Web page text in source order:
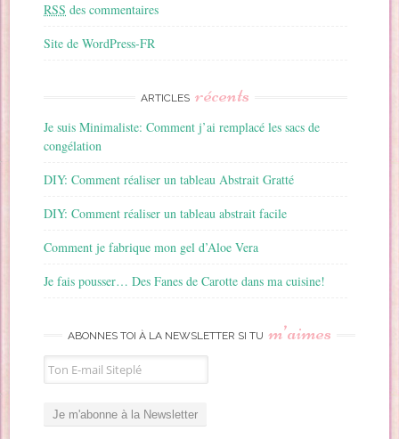
RSS des commentaires
Site de WordPress-FR
ARTICLES récents
Je suis Minimaliste: Comment j’ai remplacé les sacs de
congélation
DIY: Comment réaliser un tableau Abstrait Gratté
DIY: Comment réaliser un tableau abstrait facile
Comment je fabrique mon gel d’Aloe Vera
Je fais pousser… Des Fanes de Carotte dans ma cuisine!
ABONNES TOI À LA NEWSLETTER SI TU m’aimes